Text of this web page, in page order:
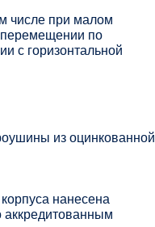
числе при малом
перемещении по
с горизонтальной
из оцинкованной
нанесена